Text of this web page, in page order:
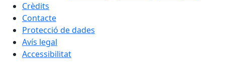
Crèdits
Contacte
Protecció de dades
Avís legal
Accessibilitat